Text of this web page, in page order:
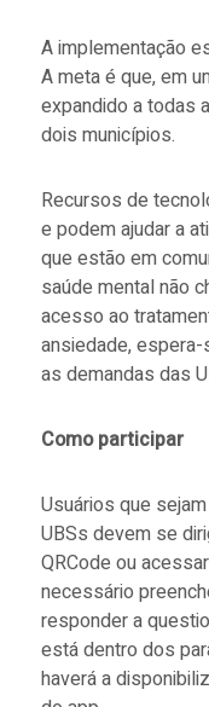
Aimplementação
A meta é que, em
expandido a todas
dois municípios.
Recursos de
e podem ajudar a
que estão em
saúde mental não
acesso ao
ansiedade,
as demandas das
Como participar
Usuários que
UBSs devem se
QRCode ou
necessário
responder a
está dentro dos
haverá a